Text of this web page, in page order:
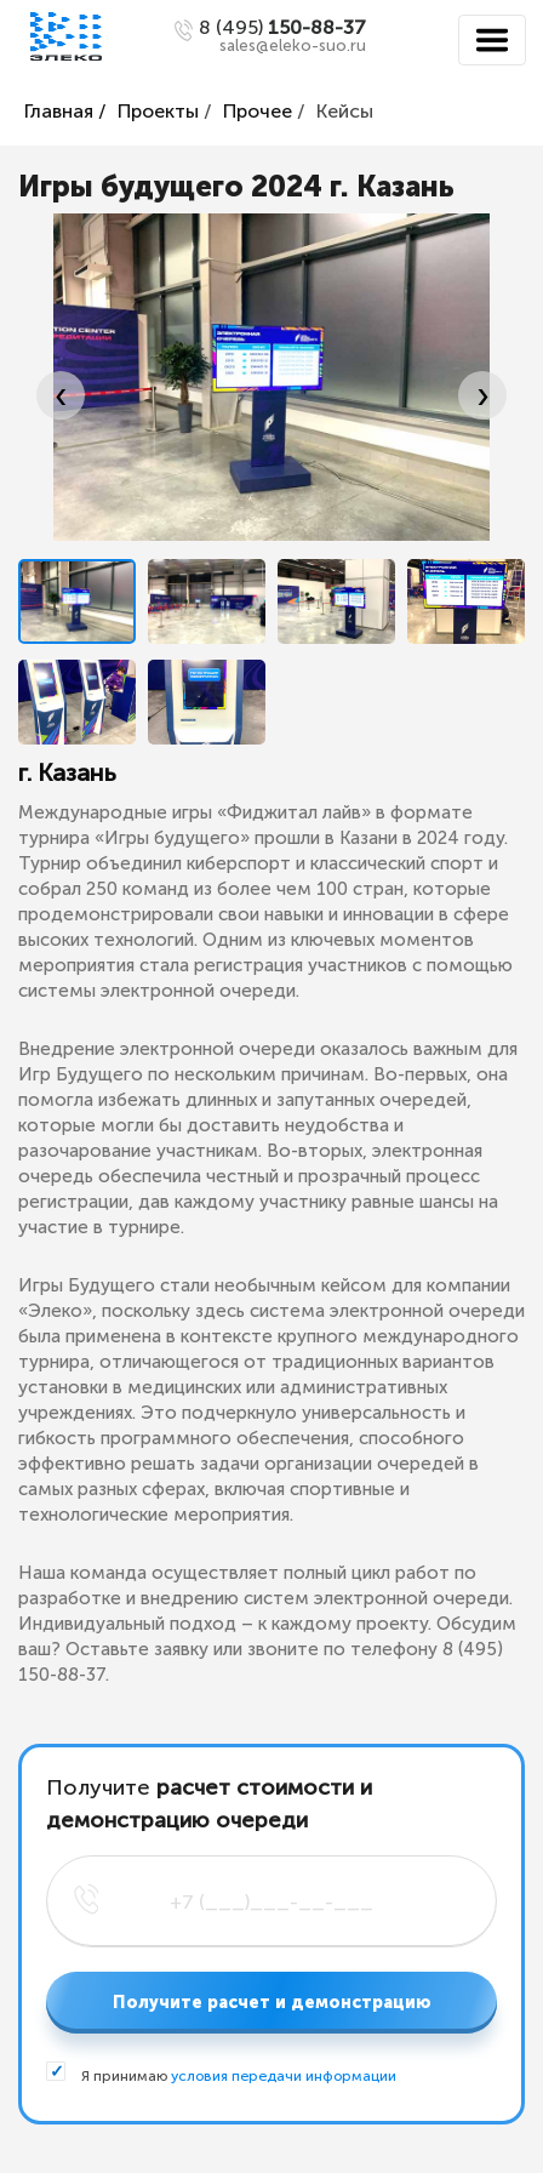
8 (495) 150-88-37
sales@eleko-suo.ru
Главная / Проекты / Прочее / Кейсы
Игры будущего 2024 г. Казань
‹ ›
г. Казань
Международные игры «Фиджитал лайв» в формате
турнира «Игры будущего» прошли в Казани в 2024 году.
Турнир объединил киберспорт и классический спорт и
собрал 250 команд из более чем 100 стран, которые
продемонстрировали свои навыки и инновации в сфере
высоких технологий. Одним из ключевых моментов
мероприятия стала регистрация участников с помощью
системы электронной очереди.
Внедрение электронной очереди оказалось важным для
Игр Будущего по нескольким причинам. Во-первых, она
помогла избежать длинных и запутанных очередей,
которые могли бы доставить неудобства и
разочарование участникам. Во-вторых, электронная
очередь обеспечила честный и прозрачный процесс
регистрации, дав каждому участнику равные шансы на
участие в турнире.
Игры Будущего стали необычным кейсом для компании
«Элеко», поскольку здесь система электронной очереди
была применена в контексте крупного международного
турнира, отличающегося от традиционных вариантов
установки в медицинских или административных
учреждениях. Это подчеркнуло универсальность и
гибкость программного обеспечения, способного
эффективно решать задачи организации очередей в
самых разных сферах, включая спортивные и
технологические мероприятия.
Наша команда осуществляет полный цикл работ по
разработке и внедрению систем электронной очереди.
Индивидуальный подход – к каждому проекту. Обсудим
ваш? Оставьте заявку или звоните по телефону 8 (495)
150-88-37.
Получите расчет стоимости и
демонстрацию очереди
Получите расчет и демонстрацию
Я принимаю условия передачи информации